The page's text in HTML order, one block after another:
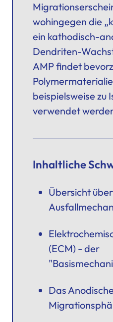
wohingegen die
ein kathodisch-
Dendriten-
AMP findet
beispielsweise zu
verwendet
Inhaltliche
Übersicht über
(ECM) - der
Das Anodische